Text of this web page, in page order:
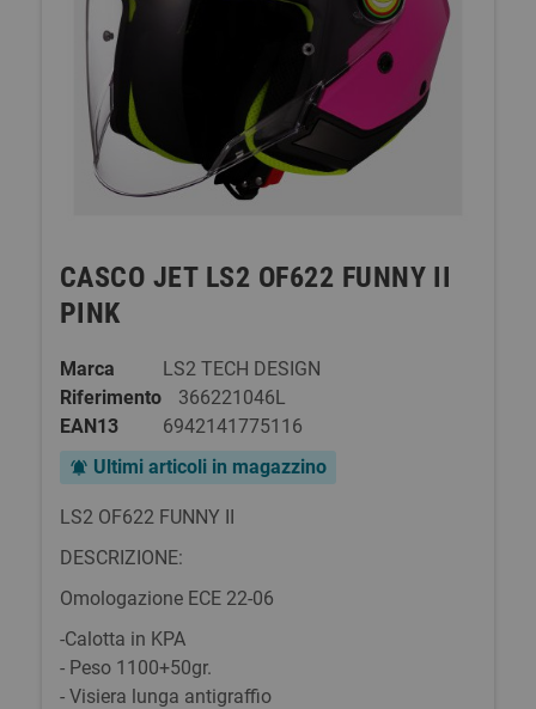
CASCO JET LS2 OF622 FUNNY II
PINK
Marca
LS2 TECH DESIGN
Riferimento
366221046L
EAN13
6942141775116
notifications_active Ultimi articoli in magazzino
LS2 OF622 FUNNY II
DESCRIZIONE:
Omologazione ECE 22-06
-Calotta in KPA
- Peso 1100+50gr.
- Visiera lunga antigraffio